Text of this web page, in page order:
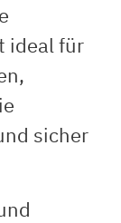
ideal für
sicher